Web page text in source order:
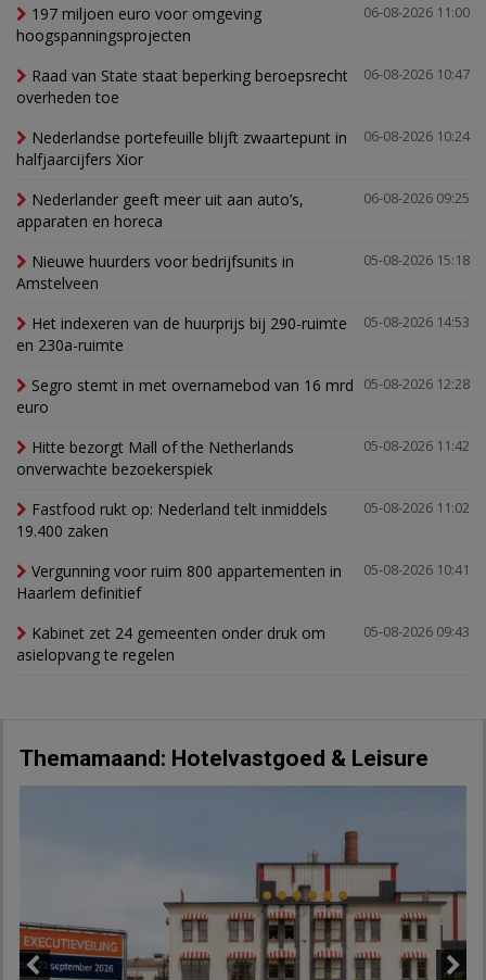
06-08-2026 11:00
197 miljoen euro voor omgeving
hoogspanningsprojecten
06-08-2026 10:47
Raad van State staat beperking beroepsrecht
overheden toe
06-08-2026 10:24
Nederlandse portefeuille blijft zwaartepunt in
halfjaarcijfers Xior
06-08-2026 09:25
Nederlander geeft meer uit aan auto’s,
apparaten en horeca
05-08-2026 15:18
Nieuwe huurders voor bedrijfsunits in
Amstelveen
05-08-2026 14:53
Het indexeren van de huurprijs bij 290-ruimte
en 230a-ruimte
05-08-2026 12:28
Segro stemt in met overnamebod van 16 mrd
euro
05-08-2026 11:42
Hitte bezorgt Mall of the Netherlands
onverwachte bezoekerspiek
05-08-2026 11:02
Fastfood rukt op: Nederland telt inmiddels
19.400 zaken
05-08-2026 10:41
Vergunning voor ruim 800 appartementen in
Haarlem definitief
05-08-2026 09:43
Kabinet zet 24 gemeenten onder druk om
asielopvang te regelen
Themamaand: Hotelvastgoed & Leisure